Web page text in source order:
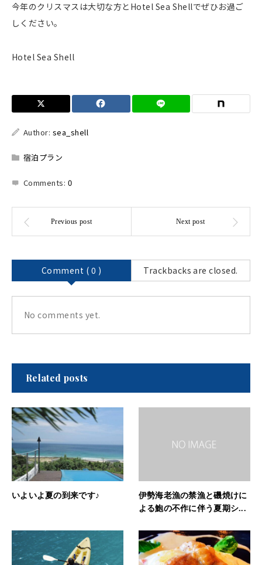
今年のクリスマスは大切な方とHotel Sea Shellでぜひお過ご
しください。
Hotel Sea Shell
Author: sea_shell
宿泊プラン
Comments: 0
Comment ( 0 ) Trackbacks are closed.
No comments yet.
Related posts
いよいよ夏の到来です♪
伊勢海老漁の禁漁と磯焼けに
よる鮑の不作に伴う夏期シ...